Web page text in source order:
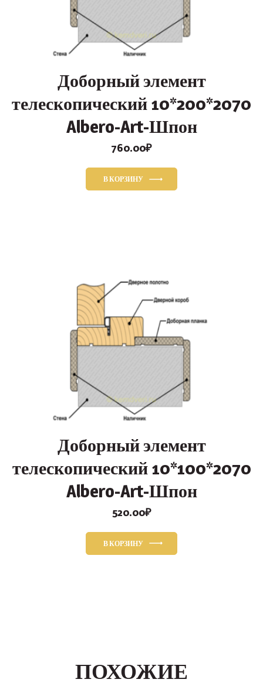
Доборный элемент
телескопический 10*200*2070
Albero-Art-Шпон
760.00₽
В КОРЗИНУ
Доборный элемент
телескопический 10*100*2070
Albero-Art-Шпон
520.00₽
В КОРЗИНУ
ПОХОЖИЕ